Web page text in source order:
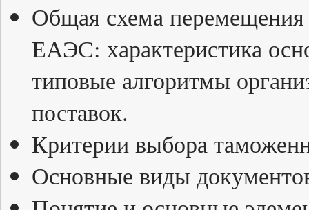
Общая схема перемещения
ЕАЭС: характеристика
типовые алгоритмы
поставок.
Критерии выбора
Основные виды